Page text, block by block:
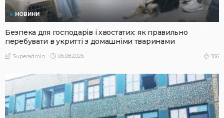
НОВИНИ
Безпека для господарів і хвостатих: як правильно
перебувати в укритті з домашніми тваринами
Superadmin 06.08.2026 106